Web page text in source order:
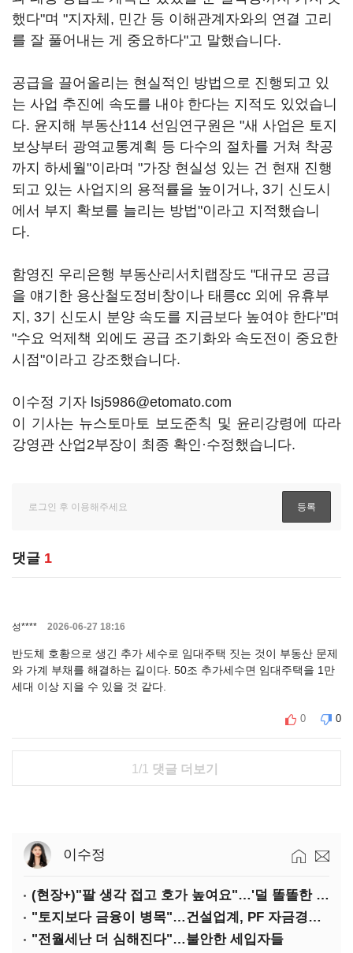
했다"며 "지자체, 민간 등 이해관계자와의 연결 고리
를 잘 풀어내는 게 중요하다"고 말했습니다.
공급을 끌어올리는 현실적인 방법으로 진행되고 있
는 사업 추진에 속도를 내야 한다는 지적도 있었습니
다. 윤지해 부동산114 선임연구원은 "새 사업은 토지
보상부터 광역교통계획 등 다수의 절차를 거쳐 착공
까지 하세월"이라며 "가장 현실성 있는 건 현재 진행
되고 있는 사업지의 용적률을 높이거나, 3기 신도시
에서 부지 확보를 늘리는 방법"이라고 지적했습니
다.
함영진 우리은행 부동산리서치랩장도 "대규모 공급
을 얘기한 용산철도정비창이나 태릉cc 외에 유휴부
지, 3기 신도시 분양 속도를 지금보다 높여야 한다"며
"수요 억제책 외에도 공급 조기화와 속도전이 중요한
시점"이라고 강조했습니다.
이수정 기자 lsj5986@etomato.com
이 기사는 뉴스토마토 보도준칙 및 윤리강령에 따라
강영관 산업2부장이 최종 확인·수정했습니다.
댓글 1
성**** 2026-06-27 18:16
반도체 호황으로 생긴 추가 세수로 임대주택 짓는 것이 부동산 문제
와 가계 부채를 해결하는 길이다. 50조 추가세수면 임대주택을 1만
세대 이상 지을 수 있을 것 같다.
0 0
1/1 댓글 더보기
이수정
(현장+)"팔 생각 접고 호가 높여요"…'덜 똘똘한 한 채' 20억 키맞추기
"토지보다 금융이 병목"…건설업계, PF 자금경색 해소 목소리
"전월세난 더 심해진다"…불안한 세입자들